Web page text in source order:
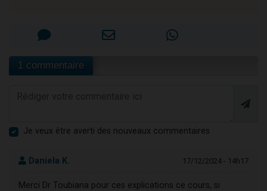
1 commentaire
Je veux être averti des nouveaux commentaires
Daniela K. 17/12/2024 - 14h17
Merci Dr Toubiana pour ces explications ce cours, si